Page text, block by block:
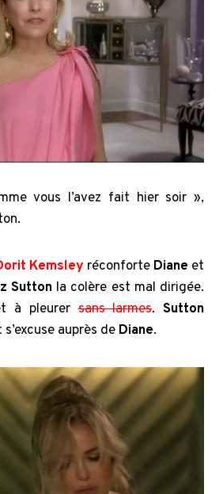
vous l’avez fait hier soir »,
Kemsley réconforte Diane et
Suttonla colère est mal dirigée.
à pleurersans larmes. Sutton
auprès de Diane.